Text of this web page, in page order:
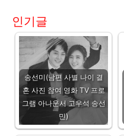
인기글
송선미(남편 사별 나이 결
혼 사진 참여 영화 TV 프로
그램 아나운서 고우석 송선
민)